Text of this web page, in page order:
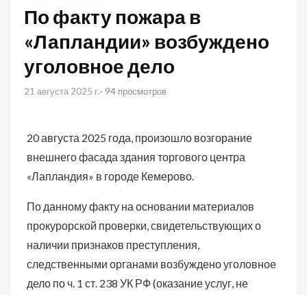
По факту пожара в
«Лапландии» возбуждено
уголовное дело
21 августа 2025 г.· 94 просмотров
20 августа 2025 года, произошло возгорание
внешнего фасада здания торгового центра
«Лапландия» в городе Кемерово.
По данному факту на основании материалов
прокурорской проверки, свидетельствующих о
наличии признаков преступления,
следственными органами возбуждено уголовное
дело по ч. 1 ст. 238 УК РФ (оказание услуг, не